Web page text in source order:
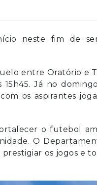
neste fim de
entre Oratório e
Já no
os aspirantes
o futebol
O
os jogos e